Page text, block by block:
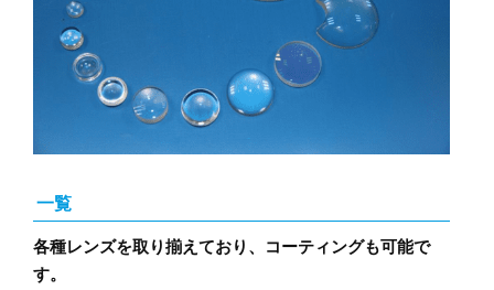
一覧
各種レンズを取り揃えており、コーティングも可能で
す。